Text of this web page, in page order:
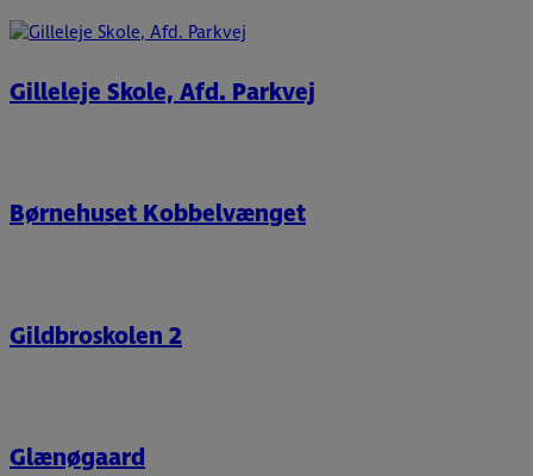
Gilleleje Skole, Afd. Parkvej
Børnehuset Kobbelvænget
Gildbroskolen 2
Glænøgaard